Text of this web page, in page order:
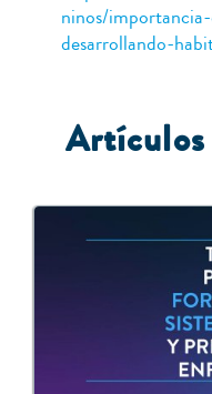
ninos/
desarrollando-
Artículos